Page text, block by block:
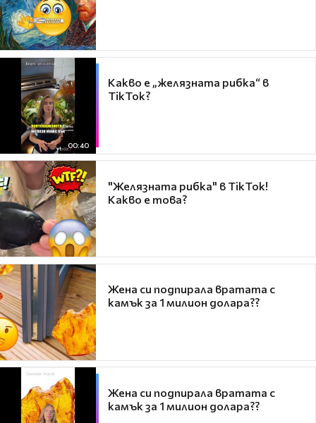
00:40
Какво е „желязната рибка“ в
TikTok?
"Желязната рибка" в TikTok!
Какво е това?
Жена си подпирала вратата с
камък за 1 милион долара??
Жена си подпирала вратата с
камък за 1 милион долара??